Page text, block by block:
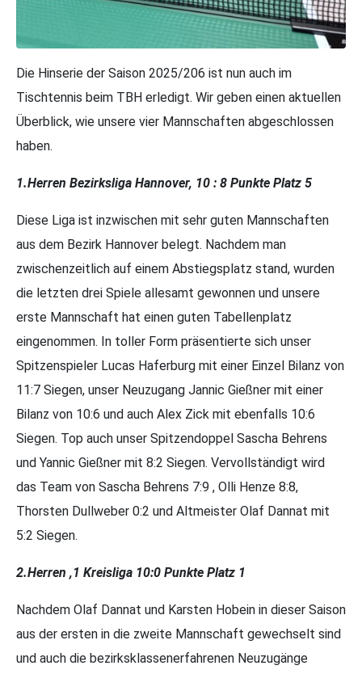
Die Hinserie der Saison 2025/206 ist nun auch im
Tischtennis beim TBH erledigt. Wir geben einen aktuellen
Überblick, wie unsere vier Mannschaften abgeschlossen
haben.
1.Herren Bezirksliga Hannover, 10 : 8 Punkte Platz 5
Diese Liga ist inzwischen mit sehr guten Mannschaften
aus dem Bezirk Hannover belegt. Nachdem man
zwischenzeitlich auf einem Abstiegsplatz stand, wurden
die letzten drei Spiele allesamt gewonnen und unsere
erste Mannschaft hat einen guten Tabellenplatz
eingenommen. In toller Form präsentierte sich unser
Spitzenspieler Lucas Haferburg mit einer Einzel Bilanz von
11:7 Siegen, unser Neuzugang Jannic Gießner mit einer
Bilanz von 10:6 und auch Alex Zick mit ebenfalls 10:6
Siegen. Top auch unser Spitzendoppel Sascha Behrens
und Yannic Gießner mit 8:2 Siegen. Vervollständigt wird
das Team von Sascha Behrens 7:9 , Olli Henze 8:8,
Thorsten Dullweber 0:2 und Altmeister Olaf Dannat mit
5:2 Siegen.
2.Herren ,1 Kreisliga 10:0 Punkte Platz 1
Nachdem Olaf Dannat und Karsten Hobein in dieser Saison
aus der ersten in die zweite Mannschaft gewechselt sind
und auch die bezirksklassenerfahrenen Neuzugänge